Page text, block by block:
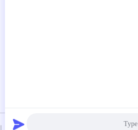
|خريطة الموقع